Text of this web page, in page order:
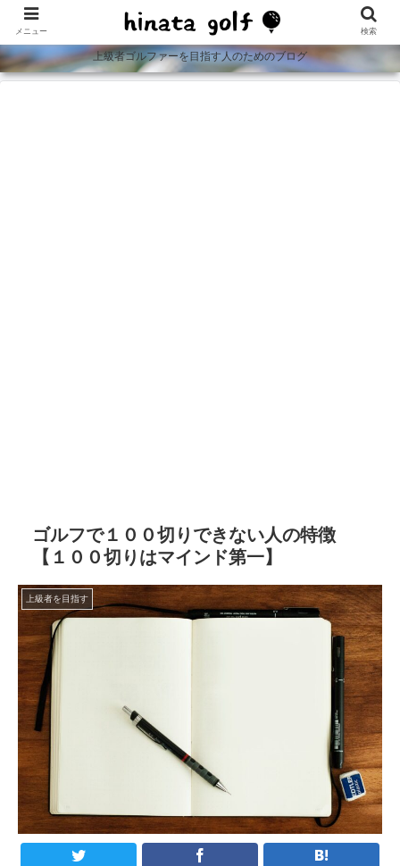
上級者ゴルファーを目指す人のためのブログ
ゴルフで１００切りできない人の特徴
【１００切りはマインド第一】
上級者を目指す
メニュー 検索